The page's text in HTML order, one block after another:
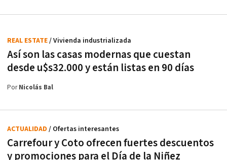
Así son las casas modernas que cuestan
desde u$s32.000 y están listas en 90 días
REAL ESTATE/ Vivienda industrializada
PorNicolás Bal
Carrefour y Coto ofrecen fuertes descuentos
y promociones para el Día de la Niñez
ACTUALIDAD / Ofertas interesantes